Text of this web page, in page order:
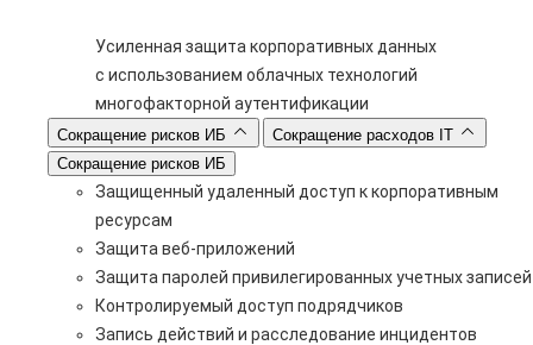
Усиленная защита корпоративных данных
с использованием облачных технологий
многофакторной аутентификации
Сокращение рисков ИБ
Сокращение расходов IT
Сокращение рисков ИБ
Защищенный удаленный доступ к корпоративным
ресурсам
Защита веб-приложений
Защита паролей привилегированных учетных записей
Контролируемый доступ подрядчиков
Запись действий и расследование инцидентов